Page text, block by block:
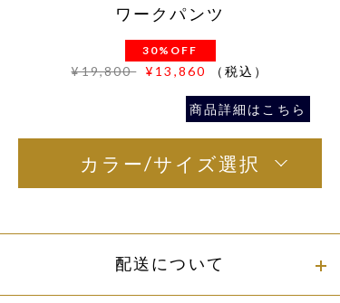
ワークパンツ
30%OFF
¥19,800 ¥13,860 （税込）
商品詳細はこちら
カラー/サイズ選択
配送について